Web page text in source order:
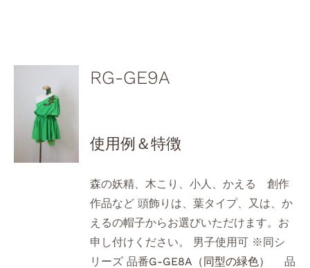
RG-GE9A
使用例＆特徴
森の妖精、木こり、小人、かえる 創作
作品など 頭飾りは、葉タイプ、又は、か
えるの帽子からお選びいただけます。お
申し付けください。 男子使用可 ※同シ
リーズ 品番G-GE8A（同型の緑色）
品